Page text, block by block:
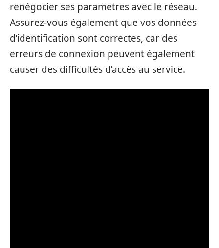
renégocier ses paramètres avec le réseau.
Assurez-vous également que vos données
d’identification sont correctes, car des
erreurs de connexion peuvent également
causer des difficultés d’accès au service.